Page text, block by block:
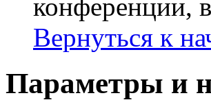
конференции,
Вернуться к
Параметры и